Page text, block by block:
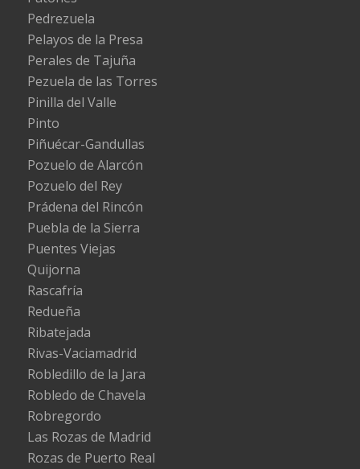
Pedrezuela
Pelayos de la Presa
Perales de Tajuña
Pezuela de las Torres
Pinilla del Valle
Pinto
Piñuécar-Gandullas
Pozuelo de Alarcón
Pozuelo del Rey
Prádena del Rincón
Puebla de la Sierra
Puentes Viejas
Quijorna
Rascafría
Redueña
Ribatejada
Rivas-Vaciamadrid
Robledillo de la Jara
Robledo de Chavela
Robregordo
Las Rozas de Madrid
Rozas de Puerto Real